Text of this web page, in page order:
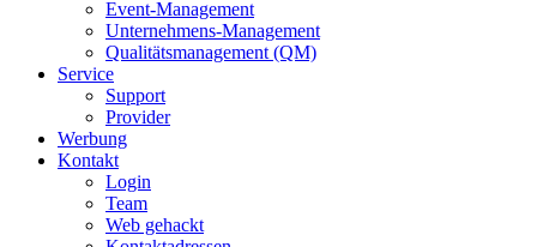
Event-Management
Unternehmens-Management
Qualitätsmanagement (QM)
Service
Support
Provider
Werbung
Kontakt
Login
Team
Web gehackt